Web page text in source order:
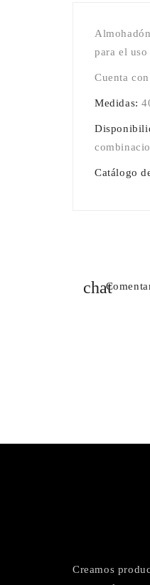
para el
Cuenta
Medidas:
Catálogo
Creamos